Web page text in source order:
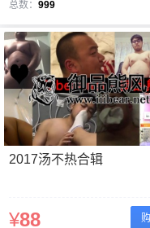
总数： 999
2017汤不热合辑
¥88